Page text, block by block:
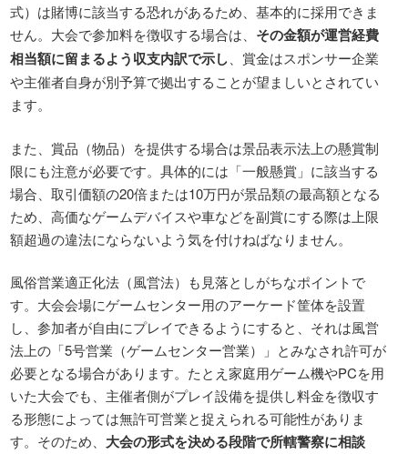
式）は賭博に該当する恐れがあるため、基本的に採用できま
せん。大会で参加料を徴収する場合は、 その金額が運営経費
相当額に留まるよう収支内訳で示し 、賞金はスポンサー企業
や主催者自身が別予算で拠出することが望ましいとされてい
ます。
また、賞品（物品）を提供する場合は景品表示法上の懸賞制
限にも注意が必要です。具体的には「一般懸賞」に該当する
場合、取引価額の20倍または10万円が景品類の最高額となる
ため、高価なゲームデバイスや車などを副賞にする際は上限
額超過の違法にならないよう気を付けねばなりません。
風俗営業適正化法（風営法）も見落としがちなポイントで
す。大会会場にゲームセンター用のアーケード筐体を設置
し、参加者が自由にプレイできるようにすると、それは風営
法上の「5号営業（ゲームセンター営業）」とみなされ許可が
必要となる場合があります。たとえ家庭用ゲーム機やPCを用
いた大会でも、主催者側がプレイ設備を提供し料金を徴収す
る形態によっては無許可営業と捉えられる可能性がありま
す。そのため、 大会の形式を決める段階で所轄警察に相談